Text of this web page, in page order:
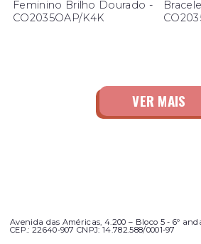
Feminino Brilho Dourado -
CO2035OAP/K4K
Avenida das Américas, 4.200 – Bloco 5 - 6º
CEP.: 22640-907 CNPJ: 14.782.588/0001-97